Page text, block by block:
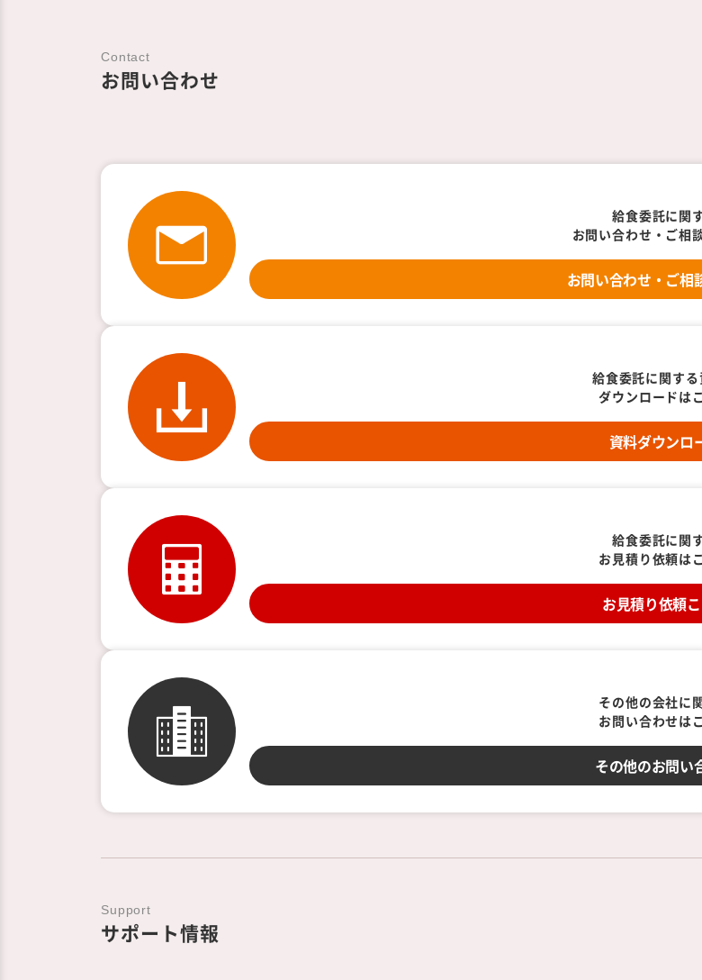
Contact
お問い合わせ
給食委託に関
お問い合わせ・ご相
お問い合わせ・ご相
給食委託に関する
ダウンロードは
資料ダウンロ
給食委託に関
お見積り依頼は
お見積り依頼
その他の会社に
お問い合わせは
その他のお問い
Support
サポート情報